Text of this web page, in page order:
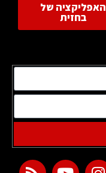
האפליקציה של
בחזית